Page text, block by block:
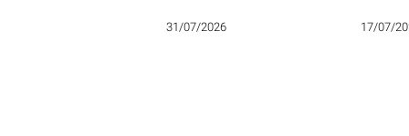
31/07/2026
dijo
17/07/